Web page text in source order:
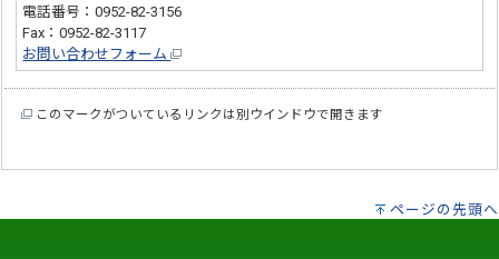
電話番号：0952-82-3156
Fax：0952-82-3117
お問い合わせフォーム
このマークがついているリンクは別ウインドウで開きます
ページの先頭へ